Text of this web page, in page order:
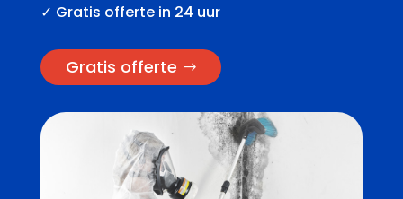
✓ Gratis offerte in 24 uur
Gratis offerte